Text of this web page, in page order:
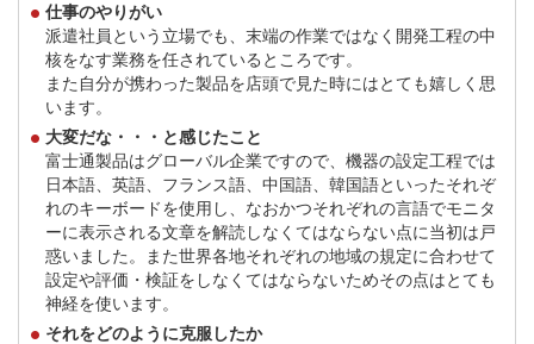
仕事のやりがい
派遣社員という立場でも、末端の作業ではなく開発工程の中
核をなす業務を任されているところです。
また自分が携わった製品を店頭で見た時にはとても嬉しく思
います。
大変だな・・・と感じたこと
富士通製品はグローバル企業ですので、機器の設定工程では
日本語、英語、フランス語、中国語、韓国語といったそれぞ
れのキーボードを使用し、なおかつそれぞれの言語でモニタ
ーに表示される文章を解読しなくてはならない点に当初は戸
惑いました。また世界各地それぞれの地域の規定に合わせて
設定や評価・検証をしなくてはならないためその点はとても
神経を使います。
それをどのように克服したか